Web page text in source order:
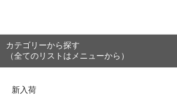
Flowmango (2026) 11月25日発売
■ 7/31【予約開始】すずめのティアーズ ×
Chijuyaa [7"] DOYASA! Records/DIW (2026)
■ 7/30【予約開始】TENGG - 1994 [LP] P-
■ 7/30【予約開始】DJ HIKARU - Light's
カテゴリーから探す
（全てのリストはメニューから）
新入荷